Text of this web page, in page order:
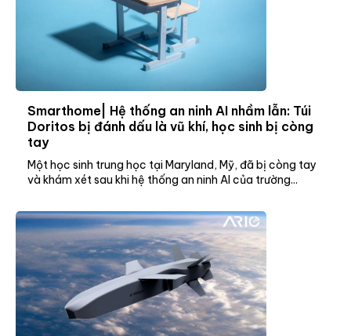
Smarthome| Hệ thống an ninh AI nhầm lẫn: Túi
Doritos bị đánh dấu là vũ khí, học sinh bị còng
tay
Một học sinh trung học tại Maryland, Mỹ, đã bị còng tay
và khám xét sau khi hệ thống an ninh AI của trường...